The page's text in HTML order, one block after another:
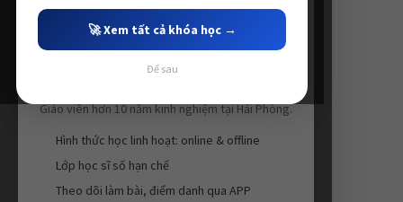
Giáo viên hơn 10 năm kinh nghiệm tại Hải Phòng.
Hình thức học linh hoạt: online & offline
Lớp học sĩ số hạn chế
Theo dõi làm bài, điểm danh qua APP
🚀 Xem tất cả khóa học →
Để sau